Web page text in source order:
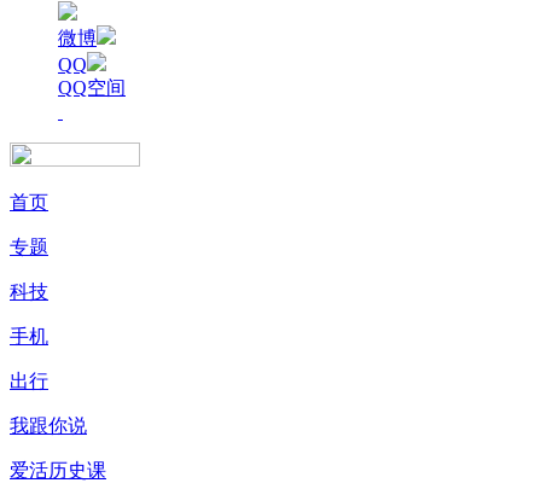
微博
QQ
QQ空间
首页
专题
科技
手机
出行
我跟你说
爱活历史课